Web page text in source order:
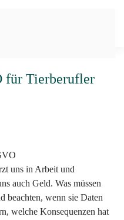
für Tierberufler
uns in Arbeit und
auch Geld. Was müssen
beachten, wenn sie Daten
welche Konsequenzen hat